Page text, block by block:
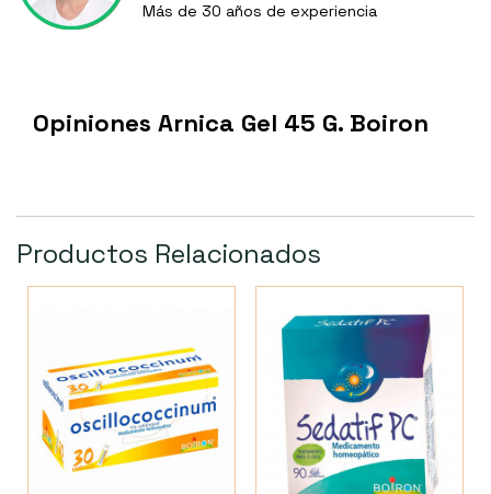
Más de 30 años de experiencia
Opiniones Arnica Gel 45 G. Boiron
Productos Relacionados